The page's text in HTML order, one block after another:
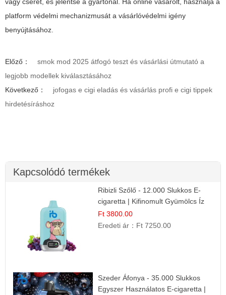
platform védelmi mechanizmusát a vásárlóvédelmi igény
benyújtásához.
Előző：
smok mod 2025 átfogó teszt és vásárlási útmutató a
legjobb modellek kiválasztásához
Következő：
jofogas e cigi eladás és vásárlás profi e cigi tippek
hirdetésíráshoz
Kapcsolódó termékek
Ribizli Szőlő - 12.000 Slukkos E-
cigaretta | Kifinomult Gyümölcs Íz
Ft 3800.00
Eredeti ár： Ft 7250.00
Szeder Áfonya - 35.000 Slukkos
Egyszer Használatos E-cigaretta |